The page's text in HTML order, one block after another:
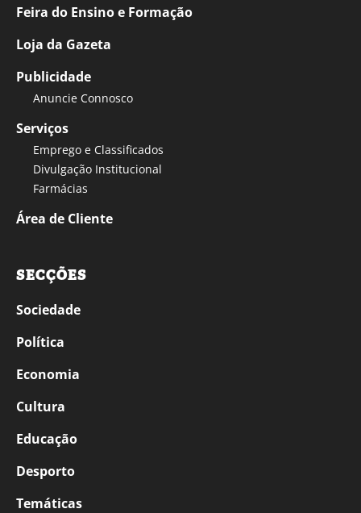
Feira do Ensino e Formação
Loja da Gazeta
Publicidade
Anuncie Connosco
Serviços
Emprego e Classificados
Divulgação Institucional
Farmácias
Área de Cliente
SECÇÕES
Sociedade
Política
Economia
Cultura
Educação
Desporto
Temáticas